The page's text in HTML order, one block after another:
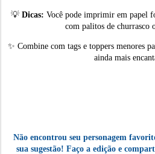
💡 Dicas: Você pode imprimir em papel
com palitos de churrasco
✨ Combine com tags e toppers menores
ainda mais
Não encontrou seu personagem
sua sugestão! Faço a edição e